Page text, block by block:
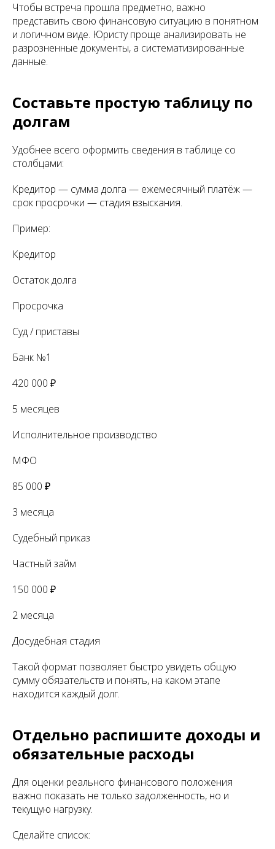
Чтобы встреча прошла предметно, важно
представить свою финансовую ситуацию в понятном
и логичном виде. Юристу проще анализировать не
разрозненные документы, а систематизированные
данные.
Составьте простую таблицу по
долгам
Удобнее всего оформить сведения в таблице со
столбцами:
Кредитор — сумма долга — ежемесячный платёж —
срок просрочки — стадия взыскания.
Пример:
Кредитор
Остаток долга
Просрочка
Суд / приставы
Банк №1
420 000 ₽
5 месяцев
Исполнительное производство
МФО
85 000 ₽
3 месяца
Судебный приказ
Частный займ
150 000 ₽
2 месяца
Досудебная стадия
Такой формат позволяет быстро увидеть общую
сумму обязательств и понять, на каком этапе
находится каждый долг.
Отдельно распишите доходы и
обязательные расходы
Для оценки реального финансового положения
важно показать не только задолженность, но и
текущую нагрузку.
Сделайте список: